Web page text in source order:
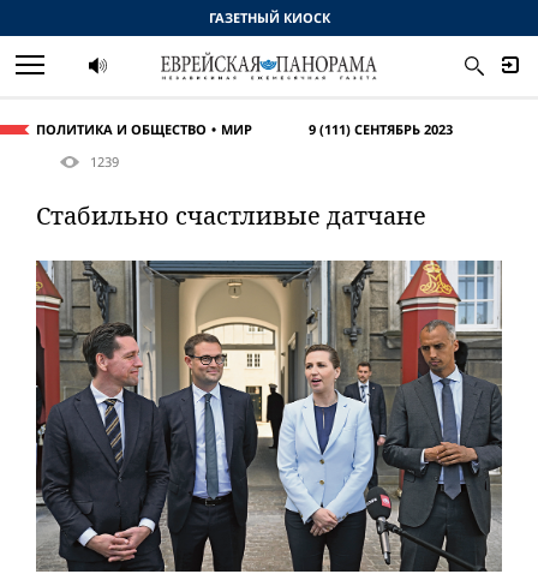
ПОЛИТИКА И ОБЩЕСТВО МИР
9 (111) СЕНТЯБРЬ 2023
1239
Стабильно счастливые датчане
ГАЗЕТНЫЙ КИОСК